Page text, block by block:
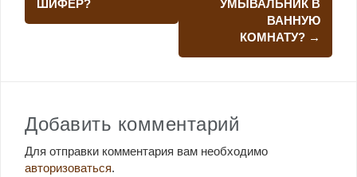
по
ШИФЕР?
УМЫВАЛЬНИК В
ВАННУЮ
КОМНАТУ? →
Добавить комментарий
Для отправки комментария вам необходимо
авторизоваться.